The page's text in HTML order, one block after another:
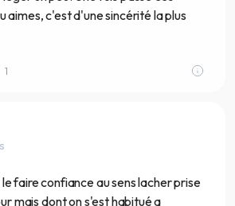
aimes, c'est d'une sincérité la plus
1
faire confiance au sens lacher prise
mais dont on s'est habitué a